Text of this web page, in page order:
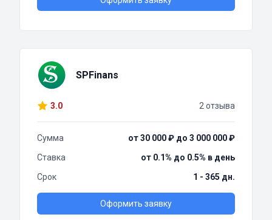
SPFinans
3.0 2 отзыва
Сумма
от 30 000 ₽ до 3 000 000 ₽
Ставка
от 0.1% до 0.5% в день
Срок
1 - 365 дн.
Оформить заявку